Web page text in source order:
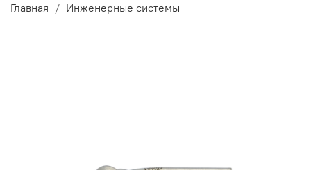
Главная Инженерные системы